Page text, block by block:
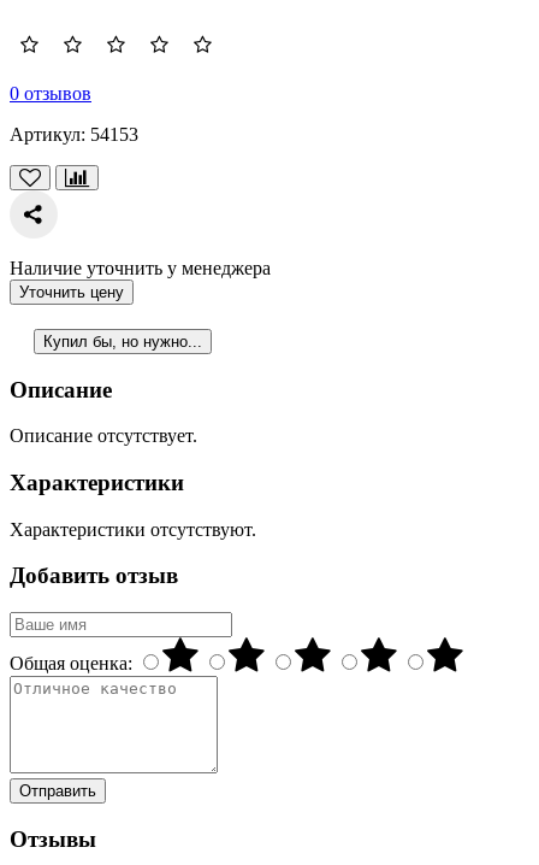
0 отзывов
Артикул: 54153
Наличие уточнить у менеджера
Уточнить цену
Купил бы, но нужно...
Описание
Описание отсутствует.
Характеристики
Характеристики отсутствуют.
Добавить отзыв
Общая оценка:
Отправить
Отзывы